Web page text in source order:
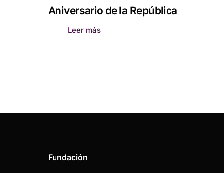
Aniversario de la República
Leer más
Fundación